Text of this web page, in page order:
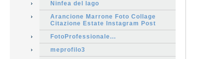
Ninfea del lago
Arancione Marrone Foto Collage
Citazione Estate Instagram Post
FotoProfessionale...
meprofilo3